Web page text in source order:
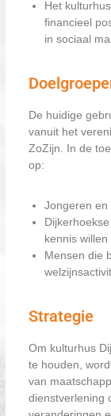
Het
financieel
in sociaal
De huidige
vanuit het
ZoZijn. In de
op:
Jongeren en
kennis willen
Mensen die
Strategie
Om kulturhus
te houden,
van
dienstverlening